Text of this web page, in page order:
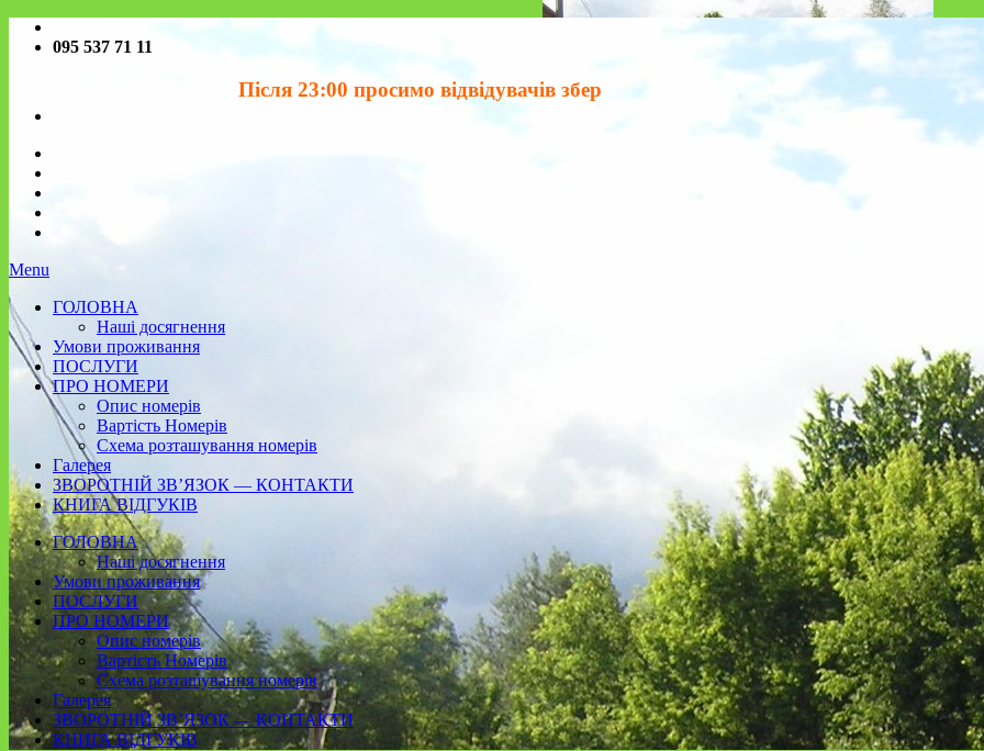
095 537 71 11
Після 23:00 просимо відвідувачів зберігати тишу! На базі ведеться
Menu
ГОЛОВНА
Наші досягнення
Умови проживання
ПОСЛУГИ
ПРО НОМЕРИ
Опис номерів
Вартість Номерів
Схема розташування номерів
Галерея
ЗВОРОТНІЙ ЗВ’ЯЗОК — КОНТАКТИ
КНИГА ВІДГУКІВ
ГОЛОВНА
Наші досягнення
Умови проживання
ПОСЛУГИ
ПРО НОМЕРИ
Опис номерів
Вартість Номерів
Схема розташування номерів
Галерея
ЗВОРОТНІЙ ЗВ’ЯЗОК — КОНТАКТИ
КНИГА ВІДГУКІВ